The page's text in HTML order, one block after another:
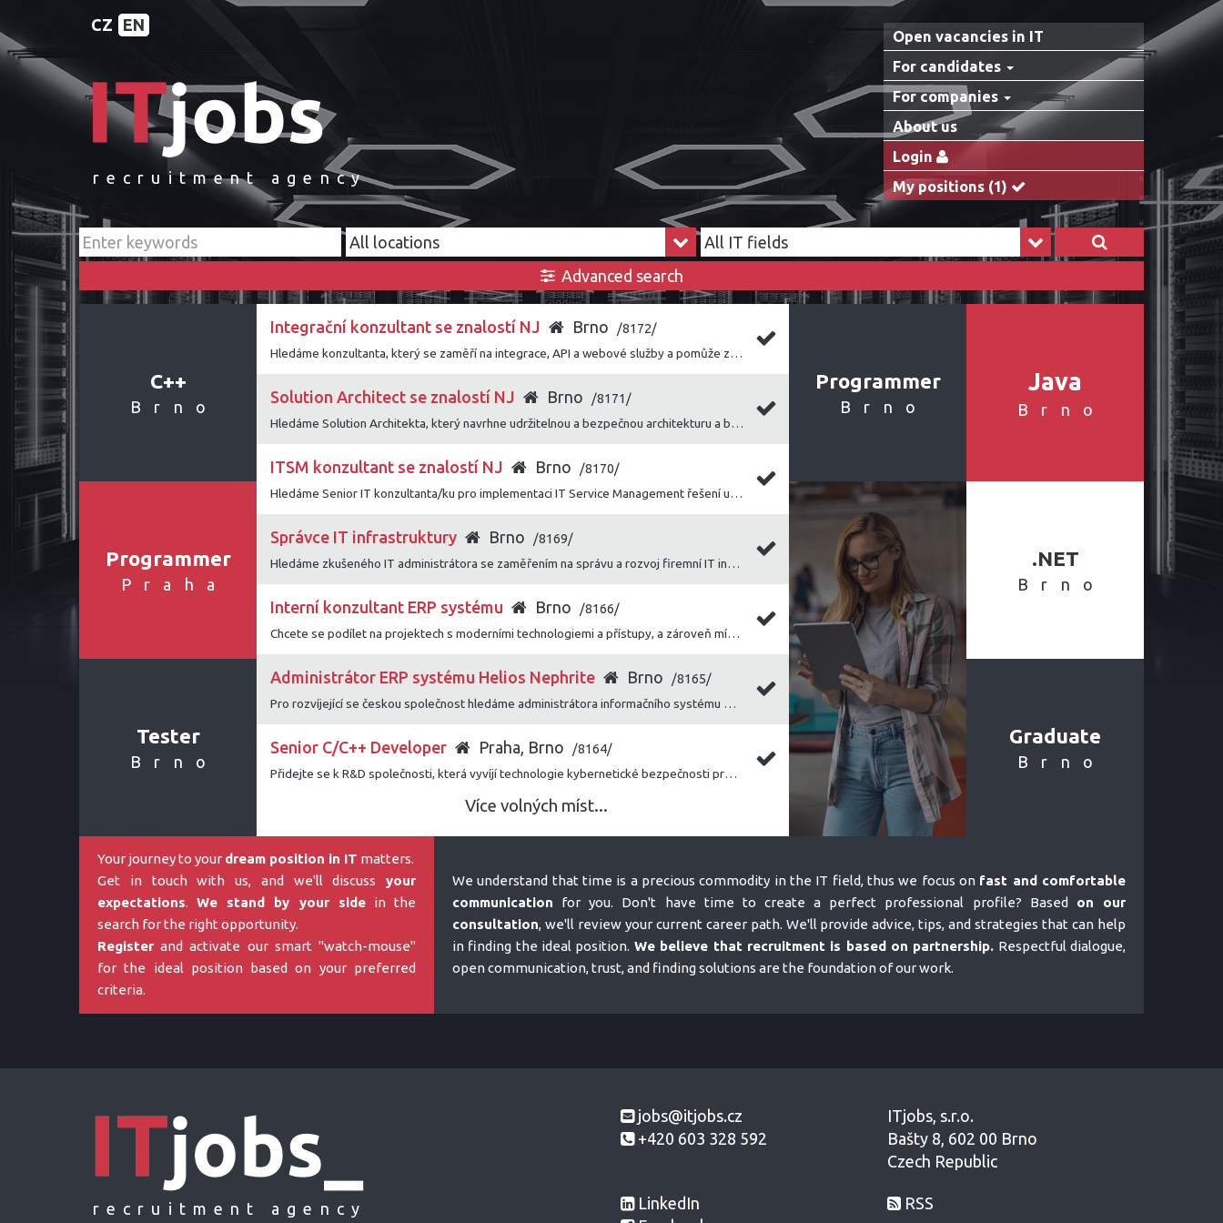
CZ EN
recruitment agency
Open vacancies in IT
For candidates
For companies
About us
Login
My positions (1)
Advanced search
C++
Brno
Programmer
Praha
Tester
Brno
Integrační konzultant se znalostí NJ Brno
/8172/
Hledáme konzultanta, který se zaměří na integrace, API a webové služby a pomůže zákazníkům úspěšně napojit naše řešení do jejich systémového prostředí.
Solution Architect se znalostí NJ Brno
/8171/
Hledáme Solution Architekta, který navrhne udržitelnou a bezpečnou architekturu a bude klíčovou technickou oporou při realizaci zákaznických projektů.
ITSM konzultant se znalostí NJ Brno
/8170/
Hledáme Senior IT konzultanta/ku pro implementaci IT Service Management řešení u firemních zákazníků.
Správce IT infrastruktury Brno
/8169/
Hledáme zkušeného IT administrátora se zaměřením na správu a rozvoj firemní IT infrastruktury, který se orientuje napříč oblastmi serverové infrastruktury, sítí, virtualizace a bezpečnosti.
Interní konzultant ERP systému Brno
/8166/
Chcete se podílet na projektech s moderními technologiemi a přístupy, a zároveň mít prostor, kde lze uplatnit své vlastní nápady a vize? Poté mrkněte na tuto pozici!
Administrátor ERP systému Helios Nephrite Brno
/8165/
Pro rozvíjející se českou společnost hledáme administrátora informačního systému Helios Nephrite.
Senior C/C++ Developer Praha, Brno
/8164/
Přidejte se k R&D společnosti, která vyvíjí technologie kybernetické bezpečnosti pro různé zahraniční instituce s cílem pomáhat v prevenci kriminality.
Více volných míst...
Programmer
Brno
Java
Brno
.NET
Brno
Graduate
Brno
Your journey to your dream position in IT matters.
Get in touch with us, and we'll discuss your
expectations.We stand by your sidein the
search for the right opportunity.
Register and activate our smart "watch-mouse"
for the ideal position based on your preferred
criteria.
We understand that time is a precious commodity in the IT field, thus we focus on fast and comfortable
communication for you. Don't have time to create a perfect professional profile? Based on our
consultation, we'll review your current career path. We'll provide advice, tips, and strategies that can help
in finding the ideal position. We believe that recruitment is based on partnership. Respectful dialogue,
open communication, trust, and finding solutions are the foundation of our work.
jobs@itjobs.cz
+420 603 328 592
LinkedIn
ITjobs, s.r.o.
Bašty 8, 602 00 Brno
Czech Republic
RSS
recruitment agency